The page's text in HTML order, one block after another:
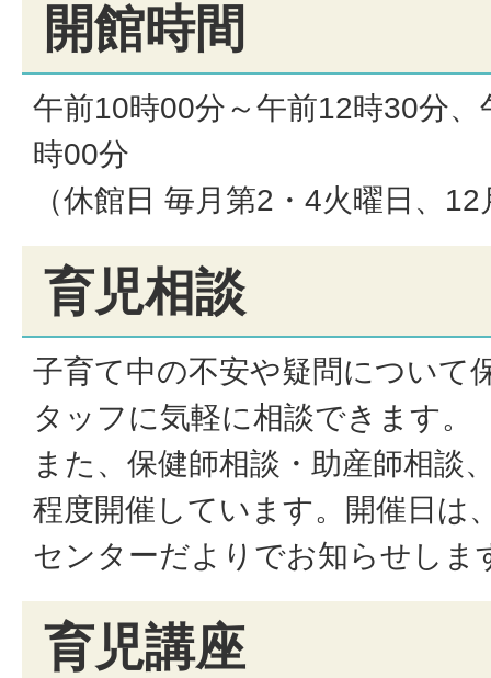
開館時間
午前10時00分～午前12時30分
時00分
（休館日 毎月第2・4火曜日、
育児相談
子育て中の不安や疑問について
タッフに気軽に相談できます。
また、保健師相談・助産師相談
程度開催しています。開催日は
センターだよりでお知らせしま
育児講座